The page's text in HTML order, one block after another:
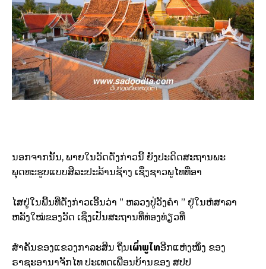
ນອກຈາກນັ້ນ, ພາຍໃນວັດດັ່ງກ່າວນີ້ ຍັງປະດິດສະຖານພະ
ພຸດທະຮູບແບບສີລະປະລ້ານຊ້າງ ເຊິ່ງຊາວພູໄທທີ່ອາ
ໄສຢູ່ໃນພື້ນທີ່ດັ່ງກ່າວເອີ້ນວ່າ ” ຫລວງປູ່ວັງຄຳ ” ຢູ່ໃນຫໍສາລາ
ຫລັງໃໝ່ຂອງວັດ ເຊິ່ງເປັນສະຖານທີ່ທ່ອງທ່ຽວທີ່
ສຳຄັນຂອງແຂວງກາລະສິນ ຖິ່ນເຜົ່າພູໄທອີກແຫ່ງໜຶ່ງ ຂອງ
ຣາຊະອານາຈັກໄທ ປະເທດເພື່ອນບ້ານຂອງ ສປປ